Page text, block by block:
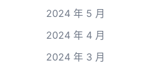
2024 年 5 月
2024 年 4 月
2024 年 3 月